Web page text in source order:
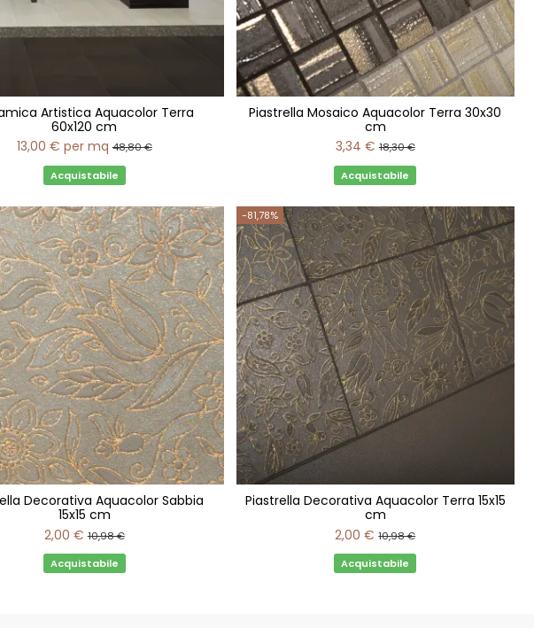
Artistica Aquacolor Terra
60x120 cm
13,00 € per mq 48,80 €
Acquistabile
Piastrella Mosaico Aquacolor Terra 30x30
cm
3,34 € 18,30 €
Acquistabile
Decorativa Aquacolor Sabbia
15x15 cm
2,00 €10,98 €
Acquistabile
-81,78%
Piastrella Decorativa Aquacolor Terra 15x15
cm
2,00 €10,98 €
Acquistabile